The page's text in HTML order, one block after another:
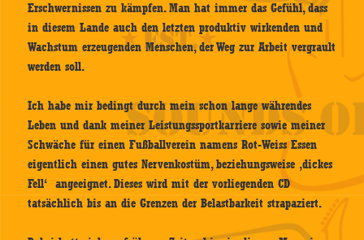
Erschwernissen zu kämpfen. Man hat immer das Gefühl, dass
in diesem Lande auch den letzten produktiv wirkenden und
Wachstum erzeugenden Menschen, der Weg zur Arbeit vergrault
werden soll.
Ich habe mir bedingt durch mein schon lange währendes
Leben und dank meiner Leistungssportkarriere sowie meiner
Schwäche für einen Fußballverein namens Rot-Weiss Essen
eigentlich einen gutes Nervenkostüm, beziehungsweise ‚dickes
Fell‘ angeeignet. Dieses wird mit der vorliegenden CD
tatsächlich bis an die Grenzen der Belastbarkeit strapaziert.